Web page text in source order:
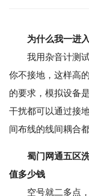
为什么我一进入
我用杂音计测试
你不接地，这样高
的要求，模拟设备
干扰都可以通过接
间布线的线间耦合
蜀门网通五区
值多少钱
空号就二多点，